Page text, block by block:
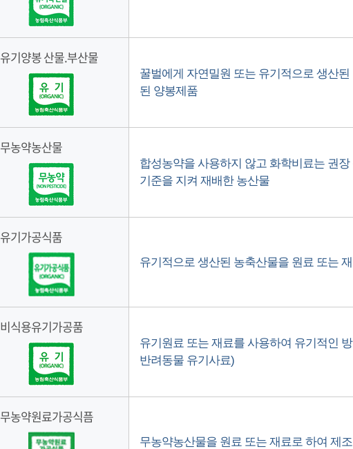
유기양봉 산물.부산물
꿀벌에게 자연밀원 또는 유기적으로 생산
된 양봉제품
무농약농산물
합성농약을 사용하지 않고 화학비료는 권
기준을 지켜 재배한 농산물
유기가공식품
유기적으로 생산된 농축산물을 원료 또는
비식용유기가공품
유기원료 또는 재료를 사용하여 유기적인
반려동물 유기사료)
무농약원료가공식픔
무농약농산물을 원료 또는 재료로 하여 제